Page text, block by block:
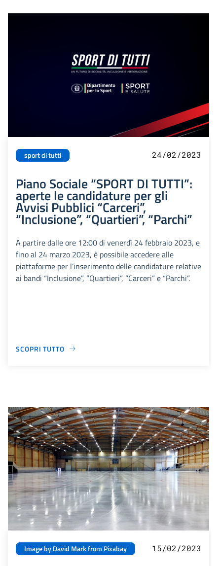
sport di tutti 24/02/2023
Piano Sociale “SPORT DI TUTTI”:
aperte le candidature per gli
Avvisi Pubblici “Carceri”,
“Inclusione”, “Quartieri”, “Parchi”
A partire dalle ore 12:00 di venerdì 24 febbraio 2023, e
fino al 24 marzo 2023, è possibile accedere alle
piattaforme per l’inserimento delle candidature relative
ai bandi “Inclusione”, “Quartieri”, “Carceri” e “Parchi”.
SCOPRI TUTTO
Image by David Mark from Pixabay 15/02/2023